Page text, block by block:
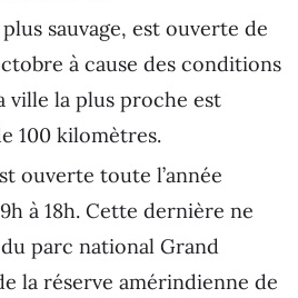
sauvage, est ouverte de
à cause des conditions
ville la plus proche est
100 kilomètres.
ouverte toute l’année
à 18h. Cette dernière ne
parc national Grand
la réserve amérindienne de